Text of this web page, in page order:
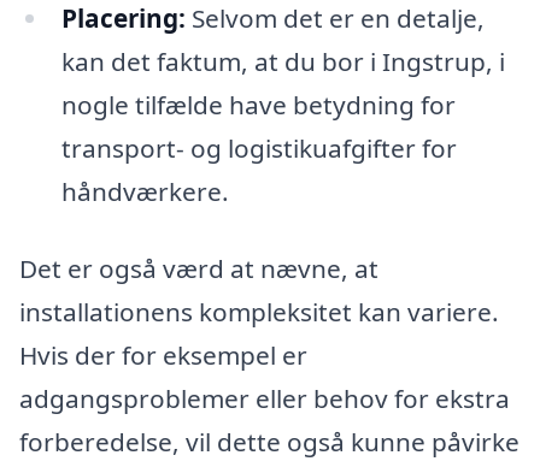
Placering: Selvom det er en detalje,
kan det faktum, at du bor i Ingstrup, i
nogle tilfælde have betydning for
transport- og logistikuafgifter for
håndværkere.
Det er også værd at nævne, at
installationens kompleksitet kan variere.
Hvis der for eksempel er
adgangsproblemer eller behov for ekstra
forberedelse, vil dette også kunne påvirke